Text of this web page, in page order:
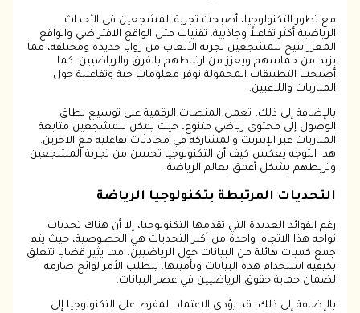
مع تطور التكنولوجيا، أصبحت تجربة المشجعين في الأحداث
الرياضية أكثر تفاعلاً وجاذبية. تقنيات مثل الواقع الافتراضي والواقع
المعزز تتيح للمشجعين تجربة الألعاب من زوايا جديدة ومختلفة، مما
يزيد من حماسهم ويعزز من ارتباطهم بالفرق والرياضيين. كما
أصبحت التطبيقات المحمولة توفر معلومات حية وتفاعلية حول
المباريات واللاعبين.
بالإضافة إلى ذلك، تعمل المنصات الرقمية على توسيع نطاق
الوصول إلى محتوى رياضي متنوع، حيث يمكن للمشجعين متابعة
المباريات عبر الإنترنت والمشاركة في محادثات تفاعلية مع الآخرين.
هذا التوجه يعكس كيف أن التكنولوجيا تحسن من تجربة المشجعين
وتربطهم بشكل أعمق بعالم الرياضة.
التحديات المرتبطة بتكنولوجيا الرياضة
رغم الفوائد العديدة التي تقدمها التكنولوجيا، إلا أن هناك تحديات
تواجه هذا الاتجاه. واحدة من أكبر التحديات هي الخصوصية، حيث يتم
جمع كميات هائلة من البيانات حول الرياضيين، مما يثير قضايا تتعلق
بكيفية استخدام هذه البيانات وتأمينها. يتطلب الأمر لوائح صارمة
لضمان حماية حقوق الرياضيين في عصر البيانات.
بالإضافة إلى ذلك، قد يؤدي الاعتماد المفرط على التكنولوجيا إلى